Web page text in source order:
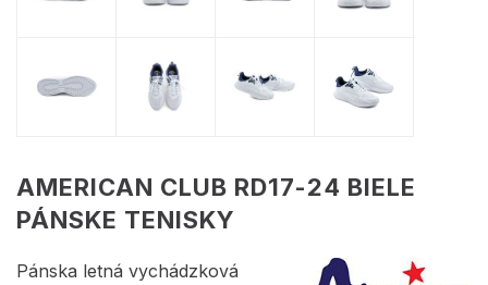
AMERICAN CLUB RD17-24 BIELE
PÁNSKE TENISKY
Pánska letná vychádzková